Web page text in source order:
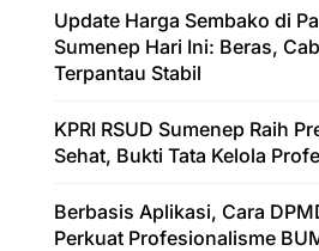
Update Harga Sembako di
Sumenep Hari Ini: Beras,
Terpantau Stabil
KPRI RSUD Sumenep Raih
Sehat, Bukti Tata Kelola
Berbasis Aplikasi, Cara
Perkuat Profesionalisme